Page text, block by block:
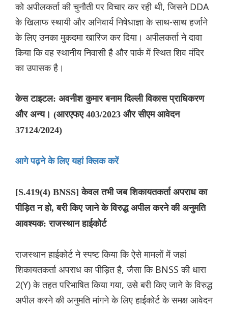
को अपीलकर्ता की चुनौती पर विचार कर रही थी, जिसने DDA
के खिलाफ स्थायी और अनिवार्य निषेधाज्ञा के साथ-साथ हर्जाने
के लिए उनका मुकदमा खारिज कर दिया। अपीलकर्ता ने दावा
किया कि वह स्थानीय निवासी है और पार्क में स्थित शिव मंदिर
का उपासक है।
केस टाइटल: अवनीश कुमार बनाम दिल्ली विकास प्राधिकरण
और अन्य। (आरएफए 403/2023 और सीएम आवेदन
37124/2024)
आगे पढ़ने के लिए यहां क्लिक करें
[S.419(4) BNSS] केवल तभी जब शिकायतकर्ता अपराध का
पीड़ित न हो, बरी किए जाने के विरुद्ध अपील करने की अनुमति
आवश्यक: राजस्थान हाईकोर्ट
राजस्थान हाईकोर्ट ने स्पष्ट किया कि ऐसे मामलों में जहां
शिकायतकर्ता अपराध का पीड़ित है, जैसा कि BNSS की धारा
2(Y) के तहत परिभाषित किया गया, उसे बरी किए जाने के विरुद्ध
अपील करने की अनुमति मांगने के लिए हाईकोर्ट के समक्ष आवेदन